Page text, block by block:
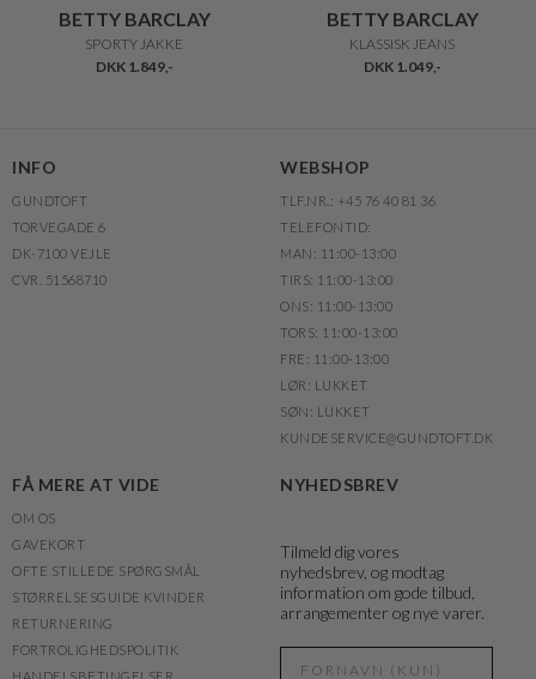
BETTY BARCLAY
SPORTY JAKKE
DKK 1.849,-
BETTY BARCLAY
KLASSISK JEANS
DKK 1.049,-
INFO
GUNDTOFT
TORVEGADE 6
DK-7100 VEJLE
CVR. 51568710
WEBSHOP
TLF.NR.: +45 76 40 81 36
TELEFONTID:
MAN: 11:00-13:00
TIRS: 11:00-13:00
ONS: 11:00-13:00
TORS: 11:00-13:00
FRE: 11:00-13:00
LØR: LUKKET
SØN: LUKKET
KUNDESERVICE@GUNDTOFT.DK
FÅ MERE AT VIDE
OM OS
GAVEKORT
OFTE STILLEDE SPØRGSMÅL
STØRRELSESGUIDE KVINDER
RETURNERING
FORTROLIGHEDSPOLITIK
NYHEDSBREV
Tilmeld dig vores
nyhedsbrev, og modtag
information om gode tilbud,
arrangementer og nye varer.